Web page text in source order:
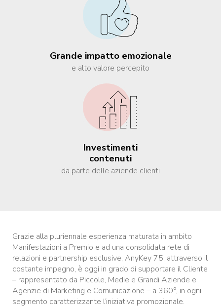
Grande impatto emozionale
e alto valore percepito
Investimenti
contenuti
da parte delle aziende clienti
Grazie alla pluriennale esperienza maturata in ambito
Manifestazioni a Premio e ad una consolidata rete di
relazioni e partnership esclusive, AnyKey 75, attraverso il
costante impegno, è oggi in grado di supportare il Cliente
– rappresentato da Piccole, Medie e Grandi Aziende e
Agenzie di Marketing e Comunicazione – a 360°, in ogni
segmento caratterizzante l’iniziativa promozionale.